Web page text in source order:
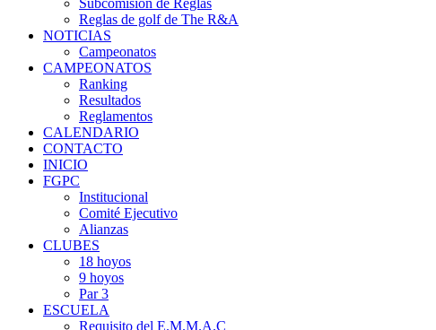
Subcomisión de Reglas
Reglas de golf de The R&A
NOTICIAS
Campeonatos
CAMPEONATOS
Ranking
Resultados
Reglamentos
CALENDARIO
CONTACTO
INICIO
FGPC
Institucional
Comité Ejecutivo
Alianzas
CLUBES
18 hoyos
9 hoyos
Par 3
ESCUELA
Requisito del E.M.M.A.C